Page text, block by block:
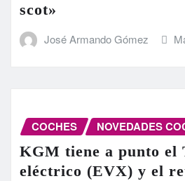
scot»
José Armando Gómez
COCHES NOVEDADES
KGM tiene a punto el
eléctrico (EVX) y el